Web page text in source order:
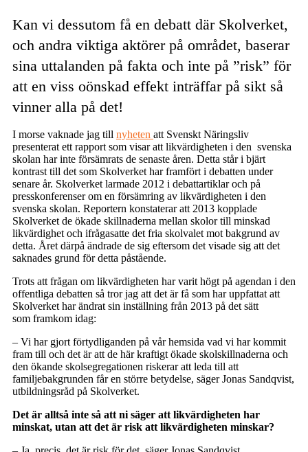
Kan vi dessutom få en debatt där Skolverket,
och andra viktiga aktörer på området, baserar
sina uttalanden på fakta och inte på ”risk” för
att en viss oönskad effekt inträffar på sikt så
vinner alla på det!
I morse vaknade jag till nyheten att Svenskt Näringsliv
presenterat ett rapport som visar att likvärdigheten i den svenska
skolan har inte försämrats de senaste åren. Detta står i bjärt
kontrast till det som Skolverket har framfört i debatten under
senare år. Skolverket larmade 2012 i debattartiklar och på
presskonferenser om en försämring av likvärdigheten i den
svenska skolan. Reportern konstaterar att 2013 kopplade
Skolverket de ökade skillnaderna mellan skolor till minskad
likvärdighet och ifrågasatte det fria skolvalet mot bakgrund av
detta. Året därpå ändrade de sig eftersom det visade sig att det
saknades grund för detta påstående.
Trots att frågan om likvärdigheten har varit högt på agendan i den
offentliga debatten så tror jag att det är få som har uppfattat att
Skolverket har ändrat sin inställning från 2013 på det sätt
som framkom idag:
– Vi har gjort förtydliganden på vår hemsida vad vi har kommit
fram till och det är att de här kraftigt ökade skolskillnaderna och
den ökande skolsegregationen riskerar att leda till att
familjebakgrunden får en större betydelse, säger Jonas Sandqvist,
utbildningsråd på Skolverket.
Det är alltså inte så att ni säger att likvärdigheten har
minskat, utan att det är risk att likvärdigheten minskar?